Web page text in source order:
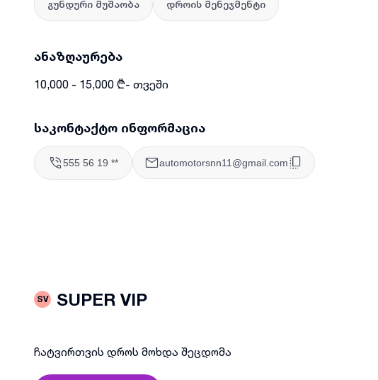
გუნდური მუშაობა დროის მენეჯმენტი
ანაზღაურება
10,000 - 15,000 ₾- თვეში
საკონტაქტო ინფორმაცია
555 56 19 ** automotorsnn11@gmail.com
SV SUPER VIP
ჩატვირთვის დროს მოხდა შეცდომა